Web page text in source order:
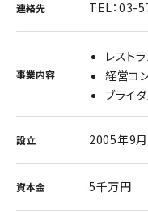
連絡先 TEL：03-
事業内容
レスト
経営コ
ブライ
設立 2005年9
資本金 5千万円